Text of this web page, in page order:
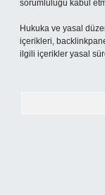
sorumluluğu kabul
Hukuka ve yasal
içerikleri,
ilgili içerikler yasal